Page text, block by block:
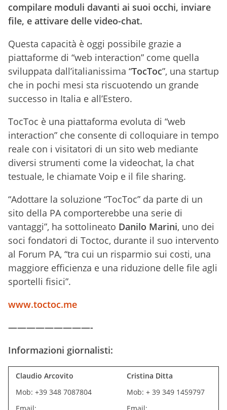
compilare moduli davanti ai suoi occhi, inviare
file, e attivare delle video-chat.
Questa capacità è oggi possibile grazie a
piattaforme di “web interaction” come quella
sviluppata dall’italianissima “TocToc”, una startup
che in pochi mesi sta riscuotendo un grande
successo in Italia e all’Estero.
TocToc è una piattaforma evoluta di “web
interaction” che consente di colloquiare in tempo
reale con i visitatori di un sito web mediante
diversi strumenti come la videochat, la chat
testuale, le chiamate Voip e il file sharing.
“Adottare la soluzione “TocToc” da parte di un
sito della PA comporterebbe una serie di
vantaggi”, ha sottolineato Danilo Marini, uno dei
soci fondatori di Toctoc, durante il suo intervento
al Forum PA, “tra cui un risparmio sui costi, una
maggiore efficienza e una riduzione delle file agli
sportelli fisici”.
www.toctoc.me
—————————-
Informazioni giornalisti:
Claudio Arcovito
Mob: +39 348 7087804
Cristina Ditta
Mob: + 39 349 1459797